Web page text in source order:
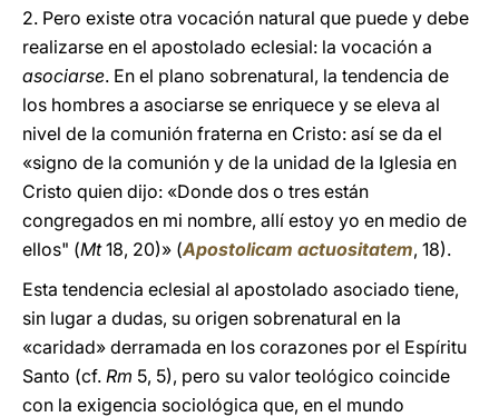
2. Pero existe otra vocación natural que puede y debe
realizarse en el apostolado eclesial: la vocación a
asociarse. En el plano sobrenatural, la tendencia de
los hombres a asociarse se enriquece y se eleva al
nivel de la comunión fraterna en Cristo: así se da el
«signo de la comunión y de la unidad de la Iglesia en
Cristo quien dijo: «Donde dos o tres están
congregados en mi nombre, allí estoy yo en medio de
ellos" (Mt18, 20)» (Apostolicam actuositatem, 18).
Esta tendencia eclesial al apostolado asociado tiene,
sin lugar a dudas, su origen sobrenatural en la
«caridad» derramada en los corazones por el Espíritu
Santo (cf. Rm 5, 5), pero su valor teológico coincide
con la exigencia sociológica que, en el mundo